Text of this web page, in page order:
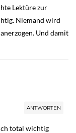
Lektüre zur
Niemand wird
Und damit
ANTWORTEN
total wichtig